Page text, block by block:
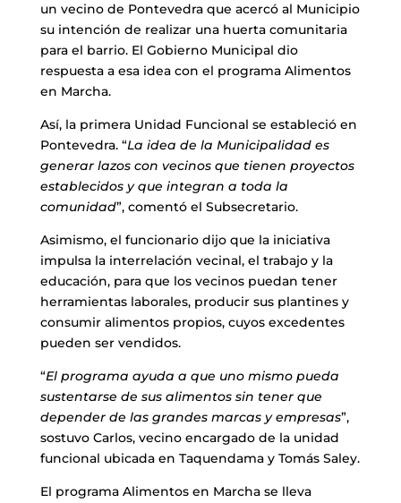
un vecino de Pontevedra que acercó al Municipio
su intención de realizar una huerta comunitaria
para el barrio. El Gobierno Municipal dio
respuesta a esa idea con el programa Alimentos
en Marcha.
Así, la primera Unidad Funcional se estableció en
Pontevedra. “La idea de la Municipalidad es
generar lazos con vecinos que tienen proyectos
establecidos y que integran a toda la
comunidad”, comentó el Subsecretario.
Asimismo, el funcionario dijo que la iniciativa
impulsa la interrelación vecinal, el trabajo y la
educación, para que los vecinos puedan tener
herramientas laborales, producir sus plantines y
consumir alimentos propios, cuyos excedentes
pueden ser vendidos.
“El programa ayuda a que uno mismo pueda
sustentarse de sus alimentos sin tener que
depender de las grandes marcas y empresas”,
sostuvo Carlos, vecino encargado de la unidad
funcional ubicada en Taquendama y Tomás Saley.
El programa Alimentos en Marcha se lleva